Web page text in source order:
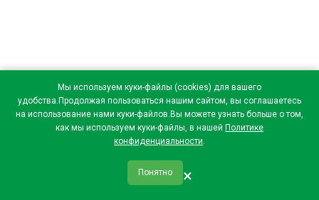
Мы используем куки-файлы (cookies) для вашего
удобства.Продолжая пользоваться нашим сайтом, вы соглашаетесь
на использование нами куки-файлов.Вы можете узнать больше о том,
как мы используем куки-файлы, в нашей Политике
конфиденциальности.
Понятно ×
qr_code